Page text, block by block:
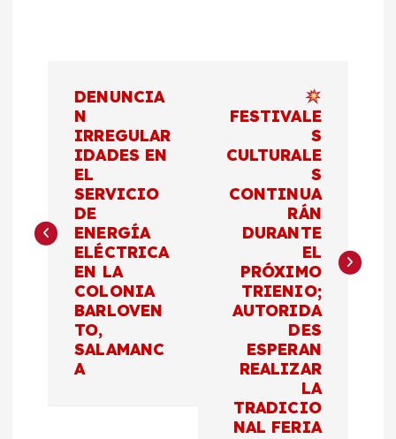
e
g
DENUNCIA
N
IRREGULAR
IDADES EN
EL
SERVICIO
DE
ENERGÍA
ELÉCTRICA
EN LA
COLONIA
BARLOVEN
TO,
SALAMANC
A
FESTIVALE
S
CULTURALE
S
CONTINUA
RÁN
DURANTE
EL
PRÓXIMO
TRIENIO;
AUTORIDA
DES
ESPERAN
REALIZAR
LA
TRADICIO
NAL FERIA